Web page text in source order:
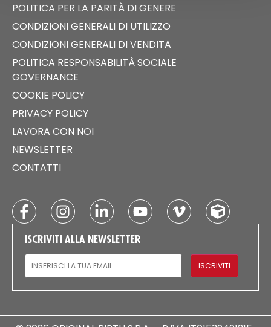
POLITICA PER LA PARITÀ DI GENERE
CONDIZIONI GENERALI DI UTILIZZO
CONDIZIONI GENERALI DI VENDITA
POLITICA RESPONSABILITÀ SOCIALE
GOVERNANCE
COOKIE POLICY
PRIVACY POLICY
LAVORA CON NOI
NEWSLETTER
CONTATTI
ISCRIVITI ALLA NEWSLETTER
EMAIL
ISCRIVITI